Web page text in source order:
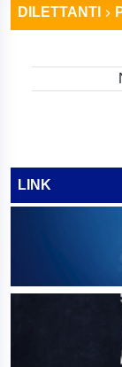
DILETTANTI
LINK